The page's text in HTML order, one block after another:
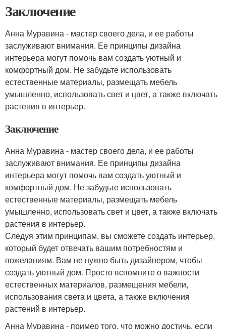
Заключение
Анна Муравина - мастер своего дела, и ее работы
заслуживают внимания. Ее принципы дизайна
интерьера могут помочь вам создать уютный и
комфортный дом. Не забудьте использовать
естественные материалы, размещать мебель
умышленно, использовать свет и цвет, а также включать
растения в интерьер.
Заключение
Анна Муравина - мастер своего дела, и ее работы
заслуживают внимания. Ее принципы дизайна
интерьера могут помочь вам создать уютный и
комфортный дом. Не забудьте использовать
естественные материалы, размещать мебель
умышленно, использовать свет и цвет, а также включать
растения в интерьер.
Следуя этим принципам, вы сможете создать интерьер,
который будет отвечать вашим потребностям и
пожеланиям. Вам не нужно быть дизайнером, чтобы
создать уютный дом. Просто вспомните о важности
естественных материалов, размещения мебели,
использования света и цвета, а также включения
растений в интерьер.
Анна Муравина - пример того, что можно достичь, если